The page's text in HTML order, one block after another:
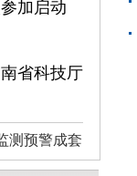
加启动
省科技厅
测预警成套